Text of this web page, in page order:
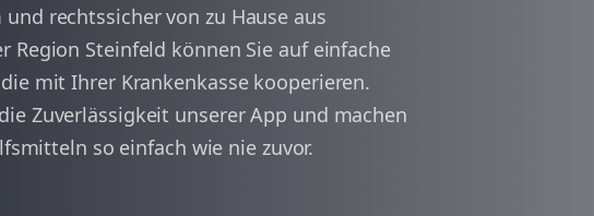
arrow_back 1
rechtssicher von zu Hause aus
Region Steinfeld können Sie auf einfache
mit Ihrer Krankenkasse kooperieren.
Zuverlässigkeit unserer App und machen
so einfach wie nie zuvor.